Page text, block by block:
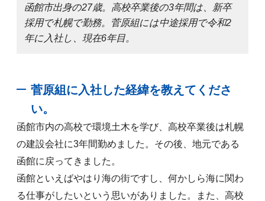
函館市出身の27歳。高校卒業後の3年間は、新卒
採用で札幌で勤務。菅原組には中途採用で令和2
年に入社し、現在6年目。
菅原組に入社した経緯を教えてくださ
い。
函館市内の高校で環境土木を学び、高校卒業後は札幌
の建設会社に3年間勤めました。その後、地元である
函館に戻ってきました。
函館といえばやはり海の街ですし、何かしら海に関わ
る仕事がしたいという思いがありました。また、高校